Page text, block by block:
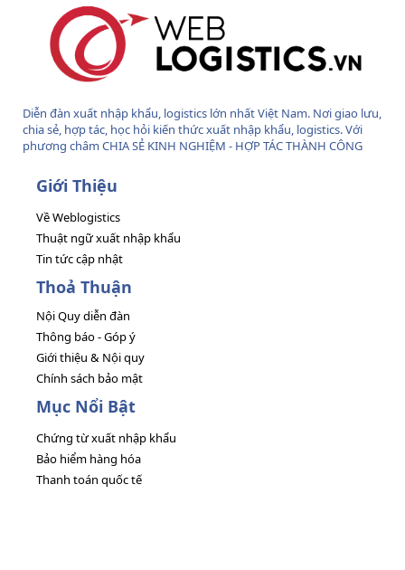
Diễn đàn xuất nhập khẩu, logistics lớn nhất Việt Nam. Nơi giao lưu,
chia sẻ, hợp tác, học hỏi kiến thức xuất nhập khẩu, logistics. Với
phương châm CHIA SẺ KINH NGHIỆM - HỢP TÁC THÀNH CÔNG
Giới Thiệu
Về Weblogistics
Thuật ngữ xuất nhập khẩu
Tin tức cập nhật
Thoả Thuận
Nội Quy diễn đàn
Thông báo - Góp ý
Giới thiệu & Nội quy
Chính sách bảo mật
Mục Nổi Bật
Chứng từ xuất nhập khẩu
Bảo hiểm hàng hóa
Thanh toán quốc tế